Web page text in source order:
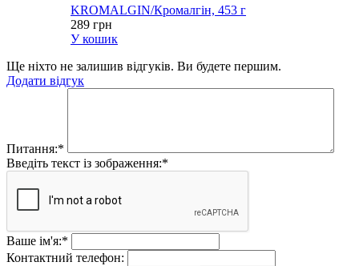
KROMALGIN/Кромалгін, 453 г
289 грн
У кошик
Ще ніхто не залишив відгуків. Ви будете першим.
Додати відгук
Питання:*
Введіть текст із зображення:*
Ваше ім'я:*
Контактний телефон: